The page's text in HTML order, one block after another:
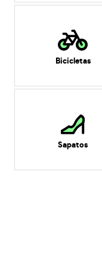
Bicicletas
Sapatos